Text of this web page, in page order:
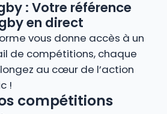
: Votre référence
en direct
vous donne accès à un
de compétitions, chaque
au cœur de l’action
!
compétitions